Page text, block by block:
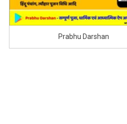
Prabhu Darshan